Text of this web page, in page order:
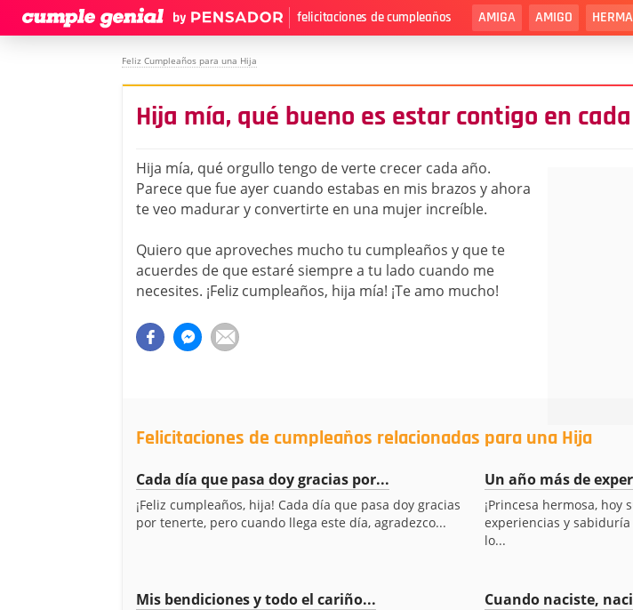
felicitaciones de cumpleaños AMIGA AMIGO
Feliz Cumpleaños para una Hija
Hija mía, qué bueno es estar contigo en
Hija mía, qué orgullo tengo de verte crecer cada año.
Parece que fue ayer cuando estabas en mis brazos y ahora
te veo madurar y convertirte en una mujer increíble.
Quiero que aproveches mucho tu cumpleaños y que te
acuerdes de que estaré siempre a tu lado cuando me
necesites. ¡Feliz cumpleaños, hija mía! ¡Te amo mucho!
Felicitaciones de cumpleaños relacionadas para una Hija
Cada día que pasa doy gracias por...
¡Feliz cumpleaños, hija! Cada día que pasa doy gracias
por tenerte, pero cuando llega este día, agradezco...
Un año más de
¡Princesa hermosa, hoy
experiencias y
lo...
Mis bendiciones y todo el cariño... Cuando naciste,